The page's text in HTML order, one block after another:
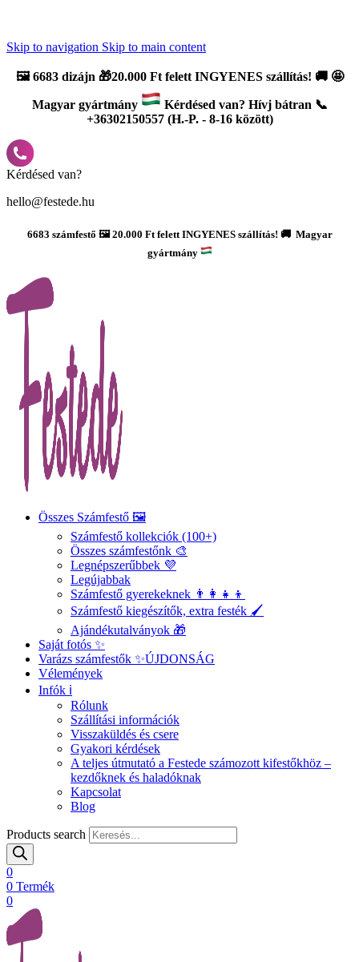
Skip to navigation Skip to main content
🖼️6683 dizájn 🎁20.000 Ft felett INGYENES szállítás! 🚚 🤩
Magyar gyártmány
Kérdésed van? Hívj bátran 📞
+36302150557 (H.-P. - 8-16 között)
Kérdésed van?
hello@festede.hu
6683 számfestő 🖼️ 20.000 Ft felett INGYENES szállítás! 🚚 Magyar
gyártmány
Összes Számfestő 🖼️
Számfestő kollekciók (100+)
Összes számfestőnk 🎨
Legnépszerűbbek 💜
Legújabbak
Számfestő gyerekeknek 👨‍👩‍👧‍👦
Számfestő kiegészítők, extra festék 🖌️
Ajándékutalványok 🎁
Saját fotós ✨
Varázs számfestők ✨ÚJDONSÁG
Vélemények
Infók ℹ️
Rólunk
Szállítási információk
Visszaküldés és csere
Gyakori kérdések
A teljes útmutató a Festede számozott kifestőkhöz –
kezdőknek és haladóknak
Kapcsolat
Blog
Products search
0
0 Termék
0